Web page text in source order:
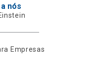
nós
Empresas